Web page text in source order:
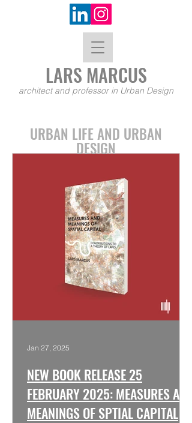
LARS MARCUS
architect and professor in Urban Design
NEW BOOK RELEASE 25
FEBRUARY 2025: MEASURES AND
MEANINGS OF SPTIAL CAPITAL
Jan 27, 2025
URBAN LIFE AND URBAN
DESIGN